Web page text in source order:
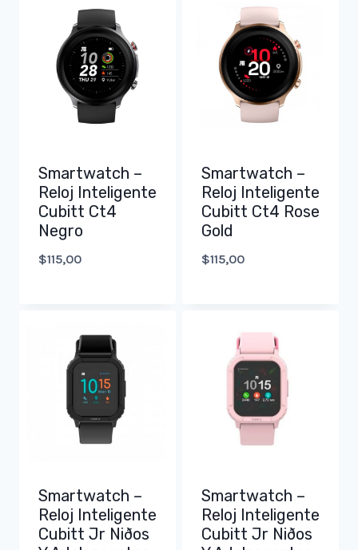
Smartwatch –
Reloj Inteligente
Cubitt Ct4
Negro
$115,00
Smartwatch –
Reloj Inteligente
Cubitt Ct4 Rose
Gold
$115,00
Smartwatch –
Reloj Inteligente
Cubitt Jr Niðos
Smartwatch –
Reloj Inteligente
Cubitt Jr Niðos